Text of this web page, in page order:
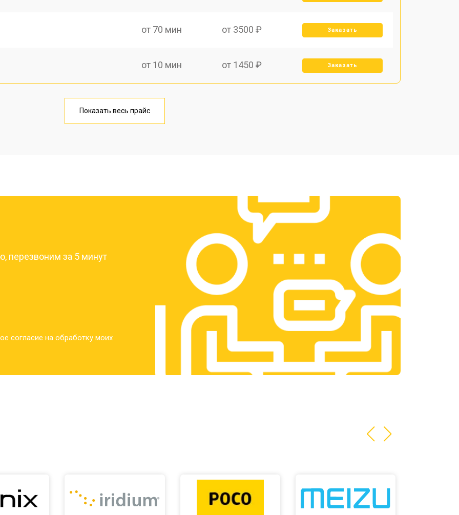
от 70 мин от 3500 ₽ Заказать
от 10 мин от 1450 ₽ Заказать
от 40 мин
от 3300 ₽
от 1400 ₽ Заказать
от 2700 ₽ Заказать
от 950 ₽ Заказать
от 1750 ₽
Показать весь прайс
перезвоним за 5 минут
согласие на обработку моих